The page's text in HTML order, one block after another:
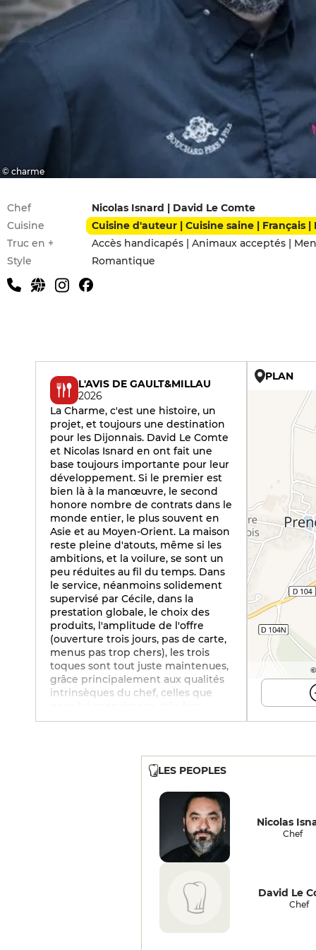
© charme
Infos pratiques
Chef
Nicolas Isnard | David Le Comte
Cuisine
Cuisine d'auteur | Cuisine saine | Français |
Truc en +
Accès handicapés | Animaux acceptés |
Style
Romantique
L'AVIS DE GAULT&MILLAU
2026
La Charme, c'est une histoire, un
projet, et toujours une destination
pour les Dijonnais. David Le Comte
et Nicolas Isnard en ont fait une
base toujours importante pour leur
développement. Si le premier est
bien là à la manœuvre, le second
honore nombre de contrats dans le
monde entier, le plus souvent en
Asie et au Moyen-Orient. La maison
reste pleine d'atouts, même si les
ambitions, et la voilure, se sont un
peu réduites au fil du temps. Dans
le service, néanmoins solidement
supervisé par Cécile, dans la
prestation globale, le choix des
produits, l'amplitude de l'offre
(ouverture trois jours, pas de carte,
menus pas trop chers), les trois
toques sont tout juste maintenues,
grâce principalement aux qualités
intrinsèques du chef, celles que
saucier, toujours précis dans ses
(Colombie, Maroc, Vietnam…) paraît
un brin superfétatoire, mais le
avocat leche de tigre, puis le
cabillaud butternut sur une très
bonne sauce aux épices douces
avant un pigeon de qualité sauce
aigre douce et riz vinaigré et de
bons desserts (cardamome
pamplemousse choco, tatin
réinterprétée, noisette en trompe
références (mais pas facile à choisir
PLAN
LES PEOPLES
Nicolas
Chef
David Le
Chef